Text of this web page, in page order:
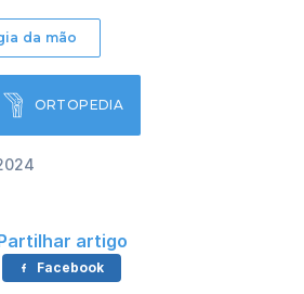
da mão
ORTOPEDIA
artigo
Facebook